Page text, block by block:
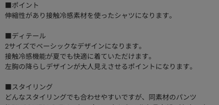
■ポイント
伸縮性があり接触冷感素材を使ったシャツになります。
■ディテール
2サイズでベーシックなデザインになります。
接触冷感機能が夏でも快適に着ていただけます。
左胸の降らしデザインが大人見えさせるポイントになります。
■スタイリング
どんなスタイリングでも合わせやすいですが、同素材のパンツ